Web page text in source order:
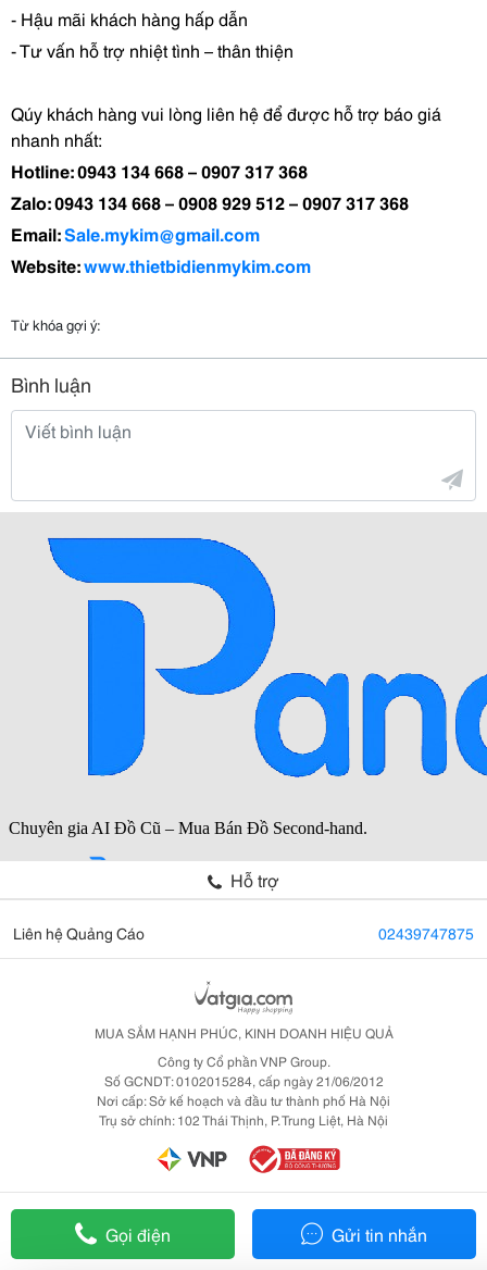
- Hậu mãi khách hàng hấp dẫn
- Tư vấn hỗ trợ nhiệt tình – thân thiện
Qúy khách hàng vui lòng liên hệ để được hỗ trợ báo giá
nhanh nhất:
Hotline: 0943 134 668 – 0907 317 368
Zalo: 0943 134 668 – 0908 929 512 – 0907 317 368
Email:Sale.mykim@gmail.com
Website:www.thietbidienmykim.com
Từ khóa gợi ý:
Bình luận
Gọi điện Gửi tin nhắn
Hỗ trợ
Liên hệ Quảng Cáo 02439747875
MUA SẮM HẠNH PHÚC, KINH DOANH HIỆU QUẢ
Công ty Cổ phần VNP Group.
Số GCNDT: 0102015284, cấp ngày 21/06/2012
Nơi cấp: Sở kế hoạch và đầu tư thành phố Hà Nội
Trụ sở chính: 102 Thái Thịnh, P. Trung Liệt, Hà Nội